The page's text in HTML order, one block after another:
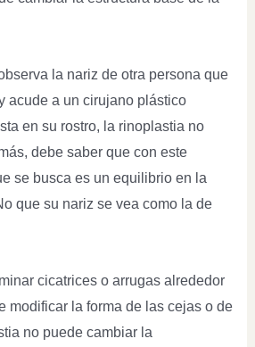
la nariz de otra persona que
acude a un cirujano plástico
en su rostro, la rinoplastia no
debe saber que con este
se busca es un equilibrio en la
que su nariz se vea como la de
cicatrices o arrugas alrededor
modificar la forma de las cejas o de
no puede cambiar la